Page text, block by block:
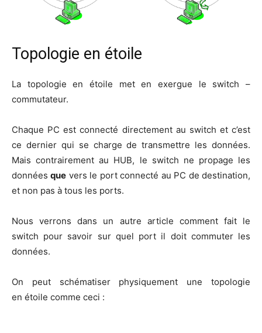
Topologie en étoile
La topo­lo­gie en étoile met en exergue le switch –
commutateur.
Chaque PC est connec­té direc­te­ment au switch et c’est
ce der­nier qui se charge de trans­mettre les don­nées.
Mais contrai­re­ment au HUB, le switch ne pro­page les
don­néesque vers le port connec­té au PC de des­ti­na­tion,
et non pas à tous les ports.
Nous ver­rons dans un autre article com­ment fait le
switch pour savoir sur quel port il doit com­mu­ter les
données.
On peut sché­ma­ti­ser phy­si­que­ment une topo­lo­gie
en étoile comme ceci :